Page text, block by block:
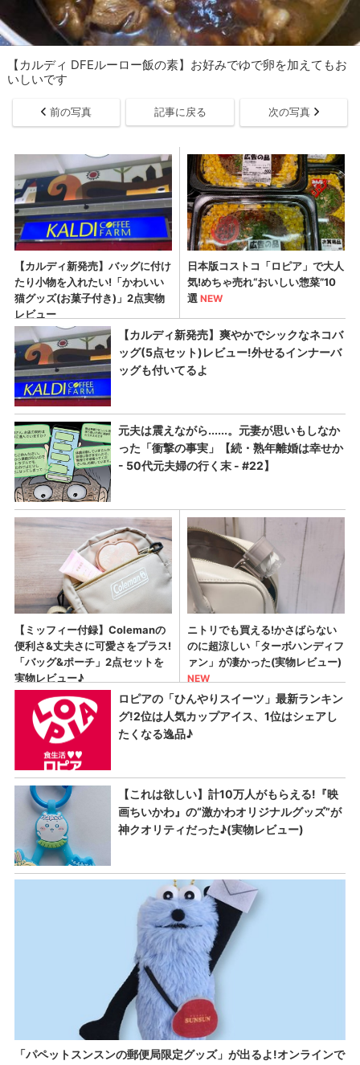
【カルディ DFEルーロー飯の素】お好みでゆで卵を加えてもお
いしいです
前の写真 記事に戻る 次の写真